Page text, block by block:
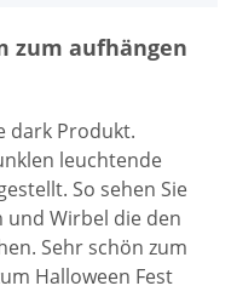
zum aufhängen
dark Produkt.
leuchtende
So sehen Sie
und Wirbel die den
Sehr schön zum
Halloween Fest